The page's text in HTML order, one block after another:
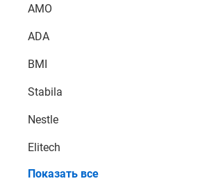
AMO
ADA
BMI
Stabila
Nestle
Elitech
Показать все